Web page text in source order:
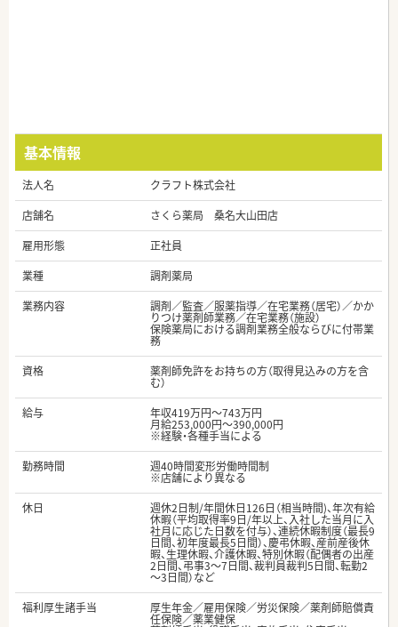
基本情報
法人名
クラフト株式会社
店舗名
さくら薬局 桑名大山田店
雇用形態
正社員
業種
調剤薬局
業務内容
調剤／監査／服薬指導／在宅業務（居宅）／かか
りつけ薬剤師業務／在宅業務（施設）
保険薬局における調剤業務全般ならびに付帯業
務
資格
薬剤師免許をお持ちの方（取得見込みの方を含
む）
給与
年収419万円～743万円
月給253,000円～390,000円
※経験・各種手当による
勤務時間
週40時間変形労働時間制
※店舗により異なる
休日
週休2日制/年間休日126日（相当時間)、年次有給
休暇（平均取得率9日/年以上、入社した当月に入
社月に応じた日数を付与）、連続休暇制度（最長9
日間、初年度最長5日間）、慶弔休暇、産前産後休
暇、生理休暇、介護休暇、特別休暇（配偶者の出産
2日間、弔事3～7日間、裁判員裁判5日間、転勤2
～3日間）など
福利厚生諸手当
厚生年金／雇用保険／労災保険／薬剤師賠償責
任保険／薬業健保